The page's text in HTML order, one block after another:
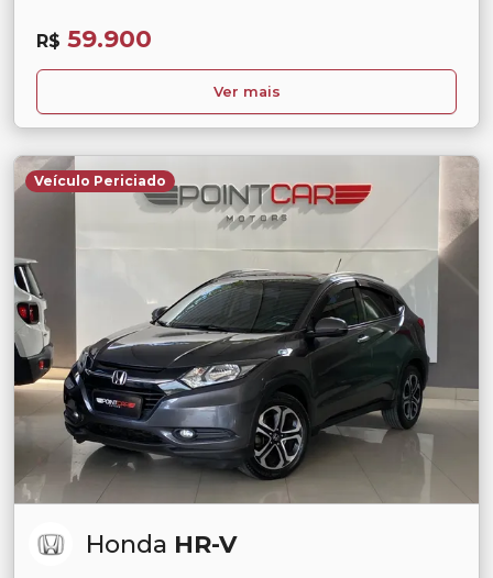
R$ 59.900
Ver mais
Veículo Periciado
Honda HR-V